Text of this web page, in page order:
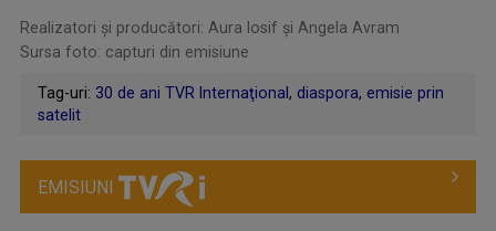
Realizatori şi producători: Aura Iosif și Angela Avram
Sursa foto: capturi din emisiune
Tag-uri: 30 de ani TVR Internaţional , diaspora, emisie prin
satelit
EMISIUNI